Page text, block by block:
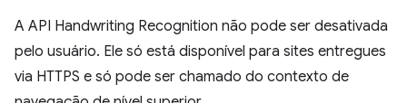
A API Handwriting Recognition não pode ser desativada
pelo usuário. Ele só está disponível para sites entregues
via HTTPS e só pode ser chamado do contexto de